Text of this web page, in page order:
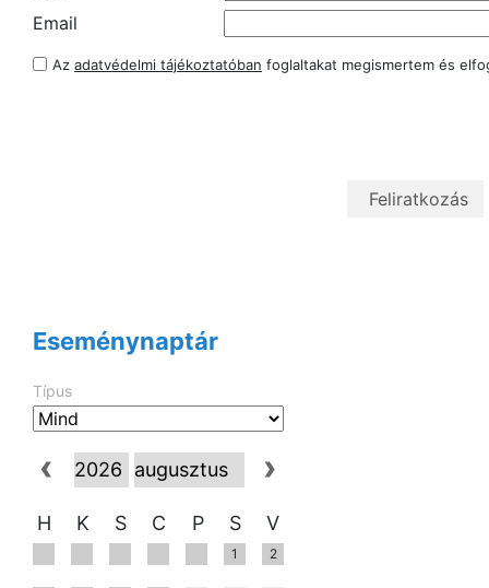
Email
Az adatvédelmi tájékoztatóban foglaltakat megismertem és
Eseménynaptár
Típus
H K S C P S V
1 2